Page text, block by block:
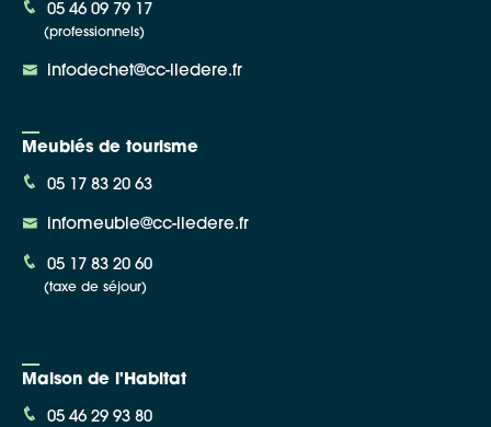
05 46 09 79 17
(professionnels)
infodechet@cc-iledere.fr
Meublés de tourisme
05 17 83 20 63
infomeuble@cc-iledere.fr
05 17 83 20 60
(taxe de séjour)
Maison de l'Habitat
05 46 29 93 80